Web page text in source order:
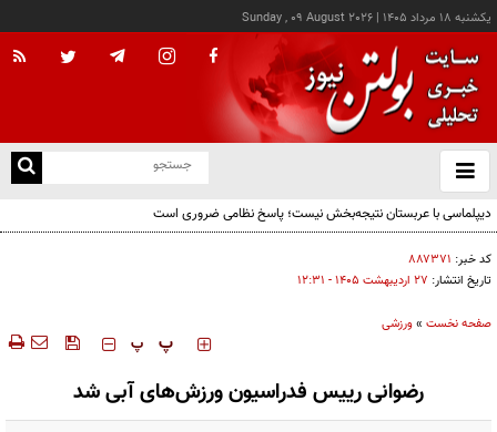
يکشنبه ۱۸ مرداد ۱۴۰۵ |
Sunday , 09 August 2026
باز
و
دیپلماسی با عربستان نتیجه‌بخش نیست؛ پاسخ نظامی ضروری است
کد خبر: ۸۸۷۳۷۱
تاریخ انتشار: ۲۷ ارديبهشت ۱۴۰۵ - ۱۲:۳۱
صفحه نخست »ورزشی
‍‍‍ پ پ
رضوانی رییس فدراسیون ورزش‌های آبی شد